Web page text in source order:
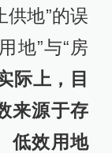
供地”的误
地”与“房
际上，目
来源于存
低效用地